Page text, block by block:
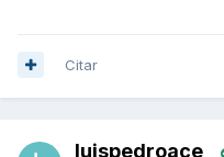
Citar
luispedroace